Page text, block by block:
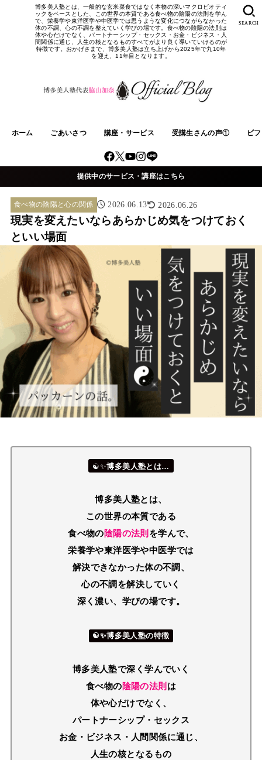
博多美人塾とは、一般的な玄米菜食ではなく本物の深いマクロビオティ
ックをベースとした、この世界の本質である食べ物の陰陽の法則を学ん
で、栄養学や東洋医学や中医学では思うような変化につながらなかった
体の不調、心の不調を整えていく学びの場です。食べ物の陰陽の法則は
体や心だけでなく、パートナーシップ・セックス・お金・ビジネス・人
間関係に通じ、人生の核となるものすべてがより良く導いていけるのが
特徴です。おかげさまで、博多美人塾は立ち上げから2025年で丸10年
を迎え、11年目となります。
ホーム ごあいさつ 講座・サービス 受講生さんの声① ビ
SEARCH
提供中のサービス・講座はこちら
食べ物の陰陽と心の関係 2026.06.13 2026.06.26
現実を変えたいならあらかじめ気をつけておく
といい場面
☯✨博多美人塾とは…
博多美人塾とは、
この世界の本質である
食べ物の陰陽の法則 を学んで、
栄養学や東洋医学や中医学では
解決できなかった体の不調、
心の不調を解決していく
深く濃い、学びの場です。
☯✨博多美人塾の特徴
博多美人塾で深く学んでいく
食べ物の陰陽の法則 は
体や心だけでなく、
パートナーシップ・セックス
お金・ビジネス ・人間関係に通じ、
人生の核となるもの